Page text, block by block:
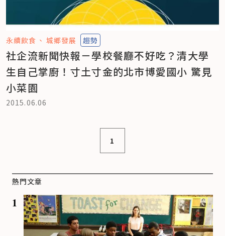
永續飲食 城鄉發展 趨勢
社企流新聞快報－學校餐廳不好吃？清大學
生自己掌廚！寸土寸金的北市博愛國小 驚見
小菜園
2015.06.06
1
熱門文章
1